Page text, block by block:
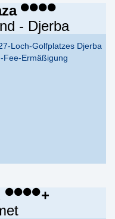
- Djerba
Loch-Golfplatzes Djerba
Fee-Ermäßigung
+